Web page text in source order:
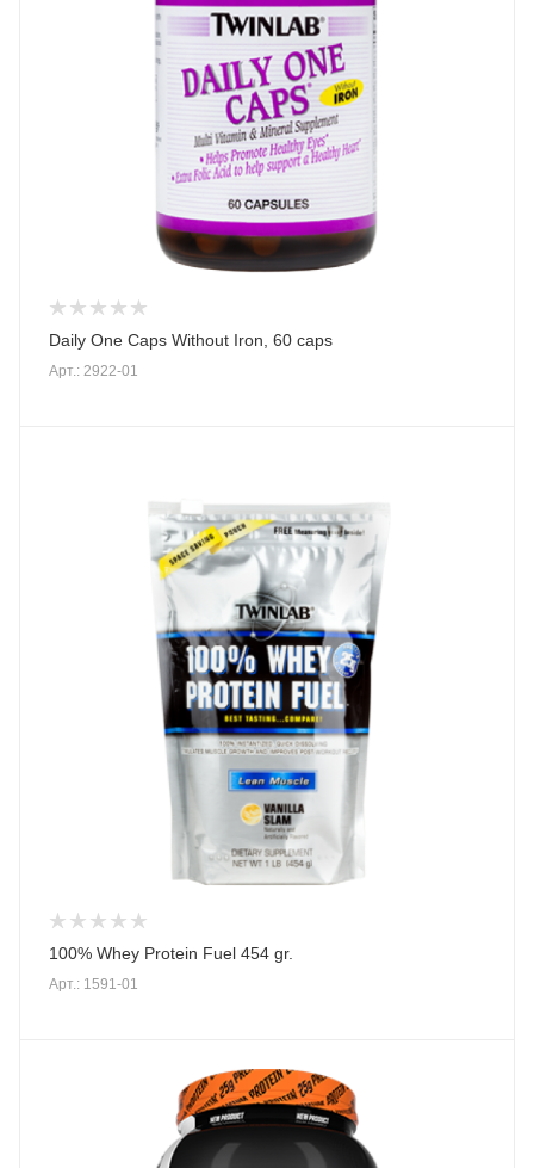
Daily One Caps Without Iron, 60 caps
Арт.: 2922-01
100% Whey Protein Fuel 454 gr.
Арт.: 1591-01